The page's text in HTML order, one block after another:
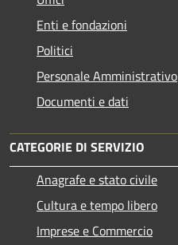
Enti e fondazioni
Politici
Personale Amministrativo
Documenti e dati
CATEGORIE DI SERVIZIO
Anagrafe e stato civile
Cultura e tempo libero
Imprese e Commercio